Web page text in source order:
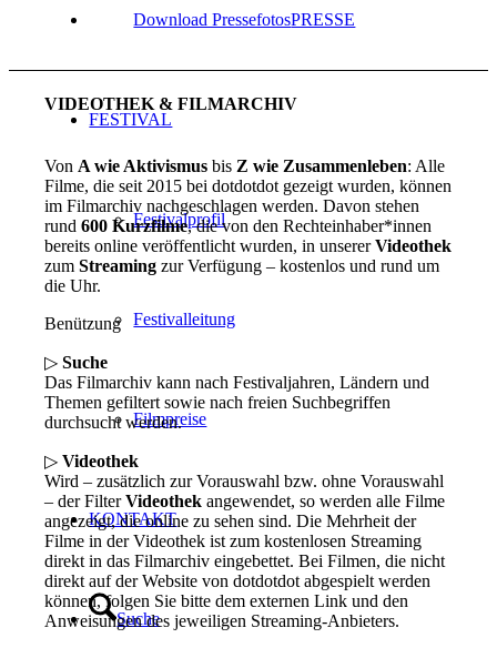
PRESSE
Download Pressefotos
FESTIVAL
Festivalprofil
Festivalleitung
Filmpreise
KONTAKT
Suche
VIDEOTHEK & FILMARCHIV
Von A wie Aktivismus bis Z wie Zusammenleben: Alle
Filme, die seit 2015 bei dotdotdot gezeigt wurden, können
im Filmarchiv nachgeschlagen werden. Davon stehen
rund600 Kurzfilme, die von den Rechteinhaber*innen
bereits online veröffentlicht wurden, in unsererVideothek
zum Streaming zur Verfügung – kostenlos und rund um
die Uhr.
Benützung
▷Suche
Das Filmarchiv kann nach Festivaljahren, Ländern und
Themen gefiltert sowie nach freien Suchbegriffen
durchsucht werden.
▷Videothek
Wird – zusätzlich zur Vorauswahl bzw. ohne Vorauswahl
– der FilterVideothek angewendet, so werden alle Filme
angezeigt, die online zu sehen sind. Die Mehrheit der
Filme in der Videothek ist zum kostenlosen Streaming
direkt in das Filmarchiv eingebettet. Bei Filmen, die nicht
direkt auf der Website von dotdotdot abgespielt werden
können, folgen Sie bitte dem externen Link und den
Anweisungen des jeweiligen Streaming-Anbieters.